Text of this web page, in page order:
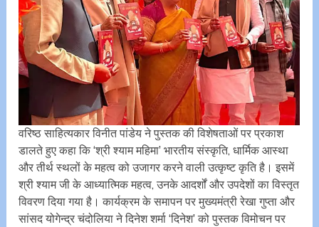
वरिष्ठ साहित्यकार विनीत पांडेय ने पुस्तक की विशेषताओं पर प्रकाश
डालते हुए कहा कि ‘श्री श्याम महिमा’ भारतीय संस्कृति, धार्मिक आस्था
और तीर्थ स्थलों के महत्व को उजागर करने वाली उत्कृष्ट कृति है। इसमें
श्री श्याम जी के आध्यात्मिक महत्व, उनके आदर्शों और उपदेशों का विस्तृत
विवरण दिया गया है। कार्यक्रम के समापन पर मुख्यमंत्री रेखा गुप्ता और
सांसद योगेन्द्र चंदोलिया ने दिनेश शर्मा ‘दिनेश’ को पुस्तक विमोचन पर